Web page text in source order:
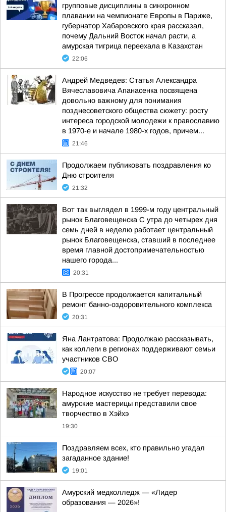
групповые дисциплины в синхронном
плавании на чемпионате Европы в Париже,
губернатор Хабаровского края рассказал,
почему Дальний Восток начал расти, а
амурская тигрица переехала в Казахстан
22:06
Андрей Медведев: Статья Александра
Вячеславовича Апанасенка посвящена
довольно важному для понимания
позднесоветского общества сюжету: росту
интереса городской молодежи к православию
в 1970-е и начале 1980-х годов, причем...
21:46
Продолжаем публиковать поздравления ко
Дню строителя
21:32
Вот так выглядел в 1999-м году центральный
рынок Благовещенска С утра до четырех дня
семь дней в неделю работает центральный
рынок Благовещенска, ставший в последнее
время главной достопримечательностью
нашего города...
20:31
В Прогрессе продолжается капитальный
ремонт банно-оздоровительного комплекса
20:31
Яна Лантратова: Продолжаю рассказывать,
как коллеги в регионах поддерживают семьи
участников СВО
20:07
Народное искусство не требует перевода:
амурские мастерицы представили свое
творчество в Хэйхэ
19:30
Поздравляем всех, кто правильно угадал
загаданное здание!
19:01
Амурский медколледж — «Лидер
образования — 2026»!